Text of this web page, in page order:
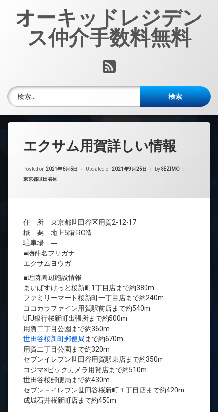
オーキッドレジデン
ス仲介手数料無料
RSS
検索:
エクサム用賀詳しい情報
Posted on 2021年6月5日 Updated on 2021年9月25日 bySEZIMO
カテゴリー:
東京都世田谷区
住 所 東京都世田谷区用賀2-12-17
概 要 地上5階 RC造
駐車場 ―
■物件名フリガナ
エクサムヨウガ
■近隣周辺施設情報
まいばすけっと桜新町1丁目店まで約380m
ファミリーマート桜新町一丁目店まで約240m
ココカラファイン用賀駅前店まで約540m
UFJ銀行桜新町出張所まで約500m
用賀二丁目公園まで約360m
世田谷桜新町郵便局 まで約670m
用賀二丁目公園まで約320m
セブンイレブン世田谷用賀駅東店まで約350m
コジマ×ビックカメラ用賀店まで約510m
世田谷桜郵便局まで約430m
セブン－イレブン世田谷桜新町１丁目店まで約420m
成城石井桜新町店まで約450m